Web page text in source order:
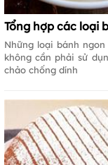
Tổng hợp các loại
Những loại bánh
không cần phải sử
chảo chống dính